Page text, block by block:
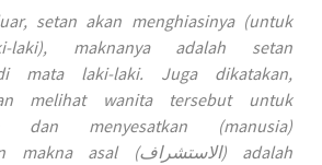
setan akan menghiasinya (untuk
laki), maknanya adalah setan
mata laki-laki. Juga dikatakan,
melihat wanita tersebut untuk
dan menyesatkan (manusia)
makna asal (الاستشراف) adalah